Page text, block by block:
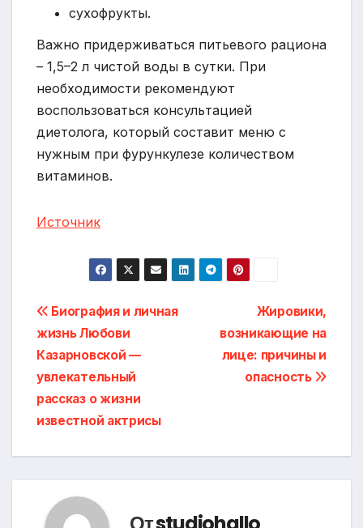
сухофрукты.
Важно придерживаться питьевого рациона
– 1,5–2 л чистой воды в сутки. При
необходимости рекомендуют
воспользоваться консультацией
диетолога, который составит меню с
нужным при фурункулезе количеством
витаминов.
Источник
Навигация
по
записям
Жировики,
возникающие на
лице: причины и
опасность
Биография и личная
жизнь Любови
Казарновской —
увлекательный
рассказ о жизни
известной актрисы